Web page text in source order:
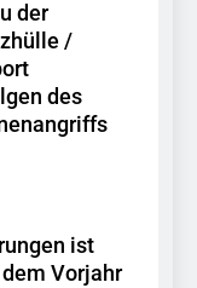
der
/
des
ist
Vorjahr